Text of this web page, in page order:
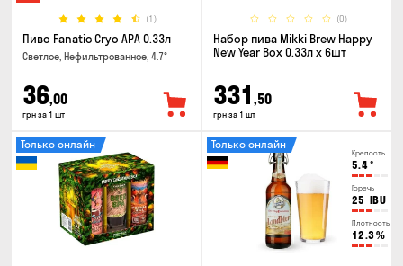
(1)
Пиво Fanatic Cryo APA 0.33л
Светлое, Нефильтрованное, 4.7°
36,00
грн за 1 шт
(0)
Набор пива Mikki Brew Happy
New Year Box 0.33л x 6шт
331 ,50
грн за 1 шт
Только онлайн
Крепость
5.4°
Горечь
25 IBU
Плотность
12.3%
Только онлайн